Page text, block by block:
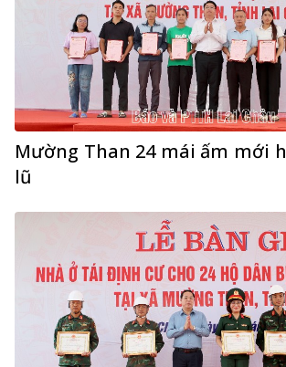
Mường Than 24 mái ấm mới
lũ